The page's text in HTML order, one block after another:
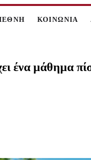
ΚΟΙΝΩΝΙΑ
ένα μάθημα